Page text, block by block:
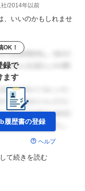
2014年以前
、いいのかもしれませ
OK！
録で
ます
履歴書の登録
ヘルプ
して続きを読む